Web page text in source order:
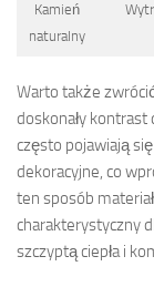
Kamień
naturalny
Warto także
doskonały
często pojawiają
dekoracyjne, co
ten sposób
charakterystyczny
szczyptą ciepła i